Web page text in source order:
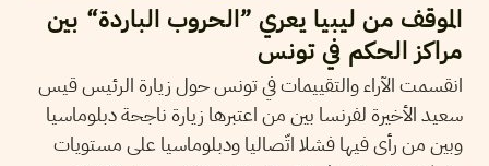
الموقف من ليبيا يعري ”الحروب الباردة“ بين
مراكز الحكم في تونس
انقسمت الآراء والتقييمات في تونس حول زيارة الرئيس قيس
سعيد الأخيرة لفرنسا بين من اعتبرها زيارة ناجحة دبلوماسيا
وبين من رأى فيها فشلا اتّصاليا ودبلوماسيا على مستويات